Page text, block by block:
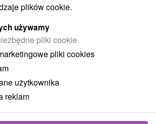
(1) Nové Zámky(1)
plików cookie.
używamy
pliki cookie
pliki cookies
użytkownika
reklam